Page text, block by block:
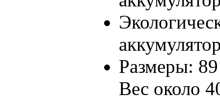
Размеры:
Вес около